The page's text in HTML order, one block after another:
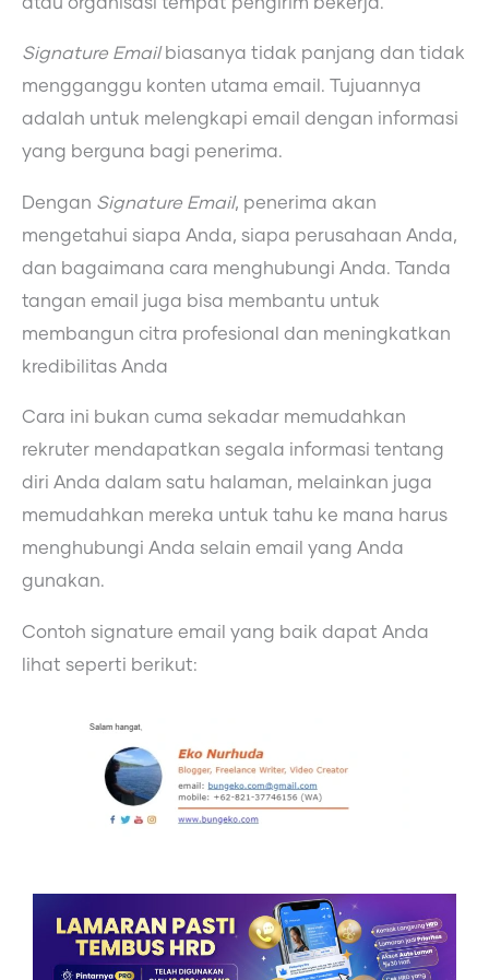
Signature Emailbiasanya tidak panjang dan tidak
mengganggu konten utama email. Tujuannya
adalah untuk melengkapi email dengan informasi
yang berguna bagi penerima.
Dengan Signature Email, penerima akan
mengetahui siapa Anda, siapa perusahaan Anda,
dan bagaimana cara menghubungi Anda. Tanda
tangan email juga bisa membantu untuk
membangun citra profesional dan meningkatkan
kredibilitas Anda
Cara ini bukan cuma sekadar memudahkan
rekruter mendapatkan segala informasi tentang
diri Anda dalam satu halaman, melainkan juga
memudahkan mereka untuk tahu ke mana harus
menghubungi Anda selain email yang Anda
gunakan.
Contoh signature email yang baik dapat Anda
lihat seperti berikut: